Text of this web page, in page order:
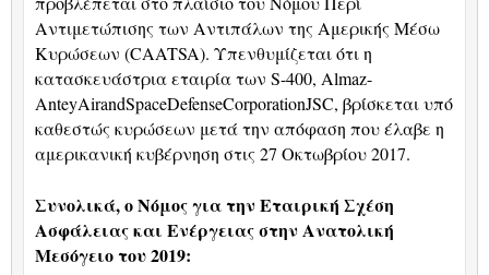
Αντιμετώπισης των Αντιπάλων της Αμερικής Μέσω
Κυρώσεων (CAATSA). Υπενθυμίζεται ότι η
κατασκευάστρια εταιρία των S-400, Almaz-
AnteyAirandSpaceDefenseCorporationJSC, βρίσκεται υπό
καθεστώς κυρώσεων μετά την απόφαση που έλαβε η
αμερικανική κυβέρνηση στις 27 Οκτωβρίου 2017.
Συνολικά, ο Νόμος για την Εταιρική Σχέση
Ασφάλειας και Ενέργειας στην Ανατολική
Μεσόγειο του 2019: